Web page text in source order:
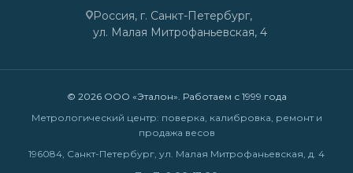
Россия, г. Санкт-Петербург,
ул. Малая Митрофаньевская, 4
© 2026 ООО «Эталон». Работаем с 1999 года
Метрологический центр: поверка, калибровка, ремонт и
продажа весов
196084, Санкт-Петербург, ул. Малая Митрофаньевская, д. 4